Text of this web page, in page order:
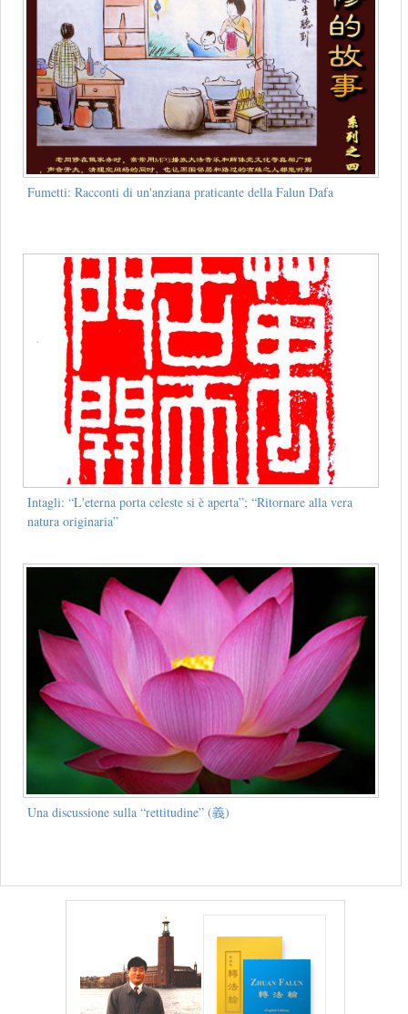
Fumetti: Racconti di un'anziana praticante della Falun Dafa
Intagli: “L'eterna porta celeste si è aperta”; “Ritornare alla vera
natura originaria”
Una discussione sulla “rettitudine” (義)